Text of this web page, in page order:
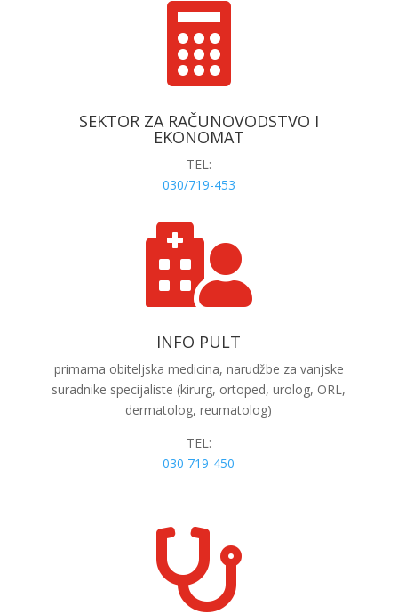

SEKTOR ZA RAČUNOVODSTVO I
EKONOMAT
TEL:
030/719-453

INFO PULT
primarna obiteljska medicina, narudžbe za vanjske
suradnike specijaliste (kirurg, ortoped, urolog, ORL,
dermatolog, reumatolog)
TEL:
030 719-450
